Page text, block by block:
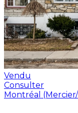
Vendu
Consulter
Montréal